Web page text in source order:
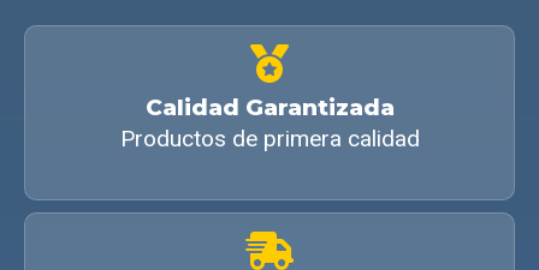
Calidad Garantizada
Productos de primera calidad